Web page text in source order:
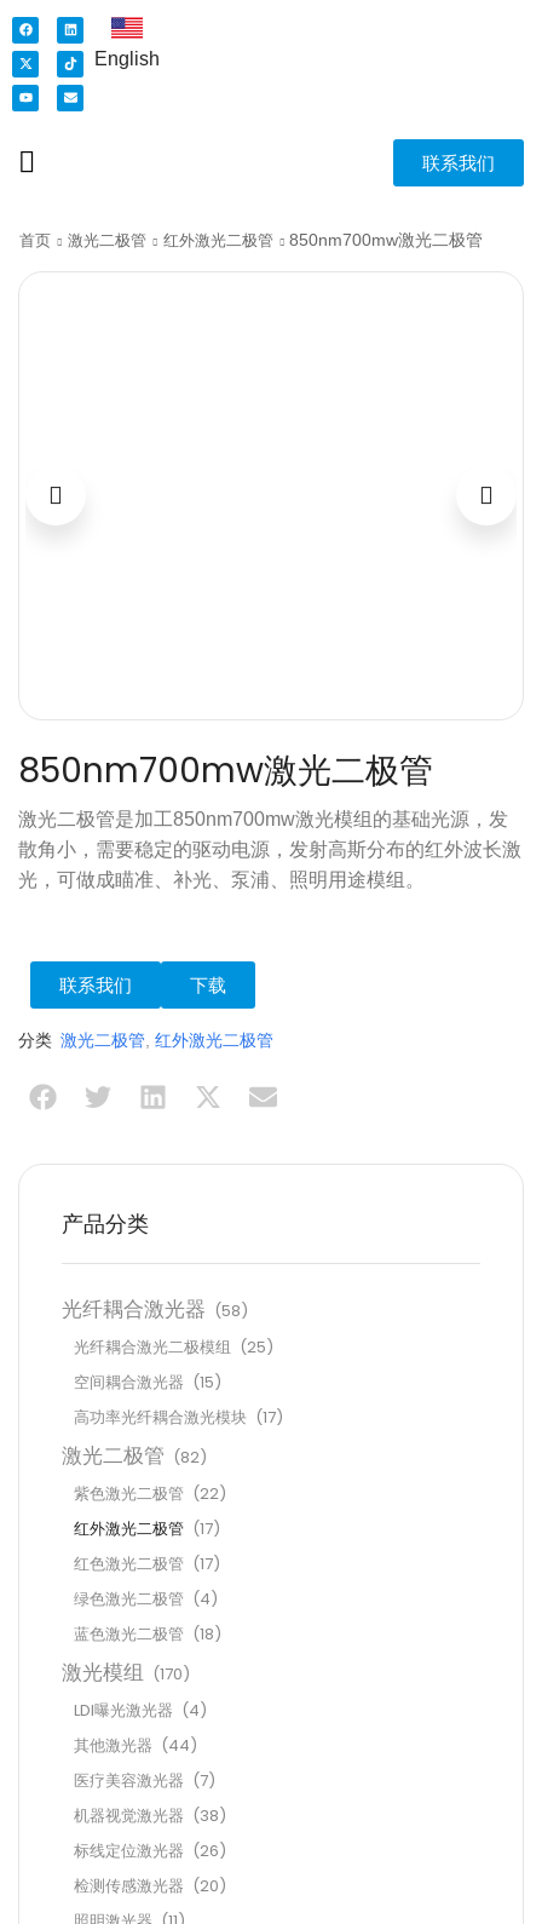
English
联系我们
首页 激光二极管 红外激光二极管 850nm700mw激光二极管
850nm700mw激光二极管
激光二极管是加工850nm700mw激光模组的基础光源，发
散角小，需要稳定的驱动电源，发射高斯分布的红外波长激
光，可做成瞄准、补光、泵浦、照明用途模组。
联系我们 下载
分类 激光二极管 红外激光二极管
产品分类
光纤耦合激光器 (58)
光纤耦合激光二极模组 (25)
空间耦合激光器 (15)
高功率光纤耦合激光模块 (17)
激光二极管 (82)
紫色激光二极管 (22)
红外激光二极管 (17)
红色激光二极管 (17)
绿色激光二极管 (4)
蓝色激光二极管 (18)
激光模组 (170)
LDI曝光激光器 (4)
其他激光器 (44)
医疗美容激光器 (7)
机器视觉激光器 (38)
标线定位激光器 (26)
检测传感激光器 (20)